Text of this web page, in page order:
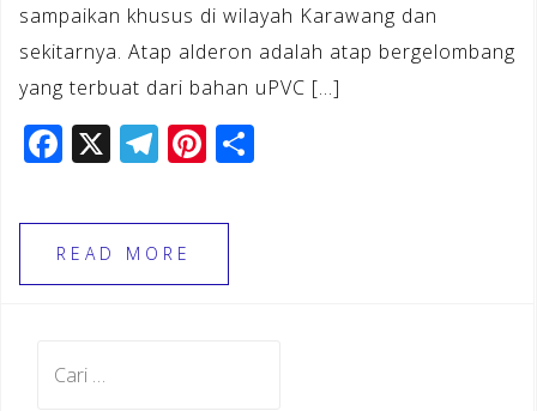
sampaikan khusus di wilayah Karawang dan
sekitarnya. Atap alderon adalah atap bergelombang
yang terbuat dari bahan uPVC […]
F
c
e
b
o
X T
e
gr
a
Pi
te
e
READ MORE